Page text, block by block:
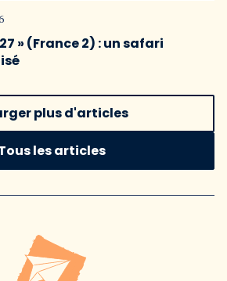
» (France 2) : un safari
plus d'articles
les articles